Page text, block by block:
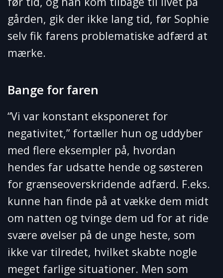
gården, gik der ikke lang tid, før Sophie
selv fik farens problematiske adfærd at
mærke.
Bange for faren
“Vi var konstant eksponeret for
negativitet,” fortæller hun og uddyber
med flere eksempler på, hvordan
hendes far udsatte hende og søsteren
for grænseoverskridende adfærd. F.eks.
kunne han finde på at vække dem midt
om natten og tvinge dem ud for at ride
svære øvelser på de unge heste, som
ikke var tilredet, hvilket skabte nogle
meget farlige situationer. Men som